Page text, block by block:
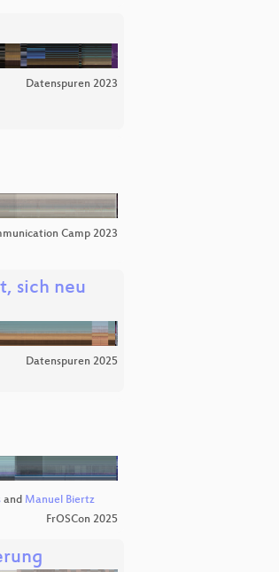
Datenspuren 2023
Camp 2023
sich neu
Datenspuren 2025
and Manuel Biertz
FrOSCon 2025